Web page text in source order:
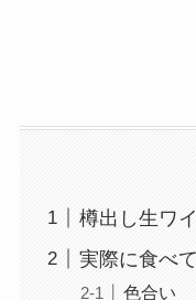
樽出し生ワ
実際に食べ
色合い